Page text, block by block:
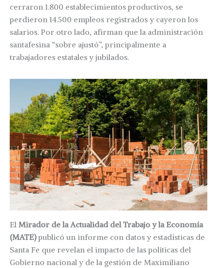
cerraron 1.800 establecimientos productivos, se
perdieron 14.500 empleos registrados y cayeron los
salarios. Por otro lado, afirman que la administración
santafesina “sobre ajustó”, principalmente a
trabajadores estatales y jubilados.
El Mirador de la Actualidad del Trabajo y la Economía
(MATE)publicó un informe con datos y estadísticas de
Santa Fe que revelan el impacto de las políticas del
Gobierno nacional y de la gestión de Maximiliano